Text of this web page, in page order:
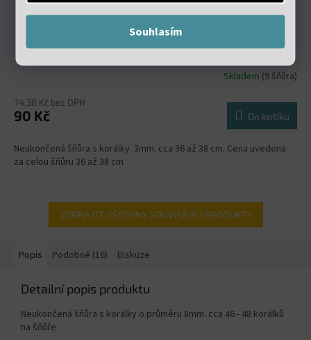
Souhlasím
Achát indický fasetovaný 3mm šňůra 36 až 38 cm
Skladem (9 šňůra)
74,38 Kč bez DPH
90 Kč Do košíku
Neukončená šňůra s korálky 3mm. cca 36 až 38 cm. Cena uvedena
za celou šňůru 36 až 38 cm
ZOBRAZIT VŠECHNY SOUVISEJÍCÍ PRODUKTY
Popis Podobné (16) Diskuze
Detailní popis produktu
Neukončená šňůra s korálky o průměru 8mm. cca 46 - 48 korálků
na šňůře